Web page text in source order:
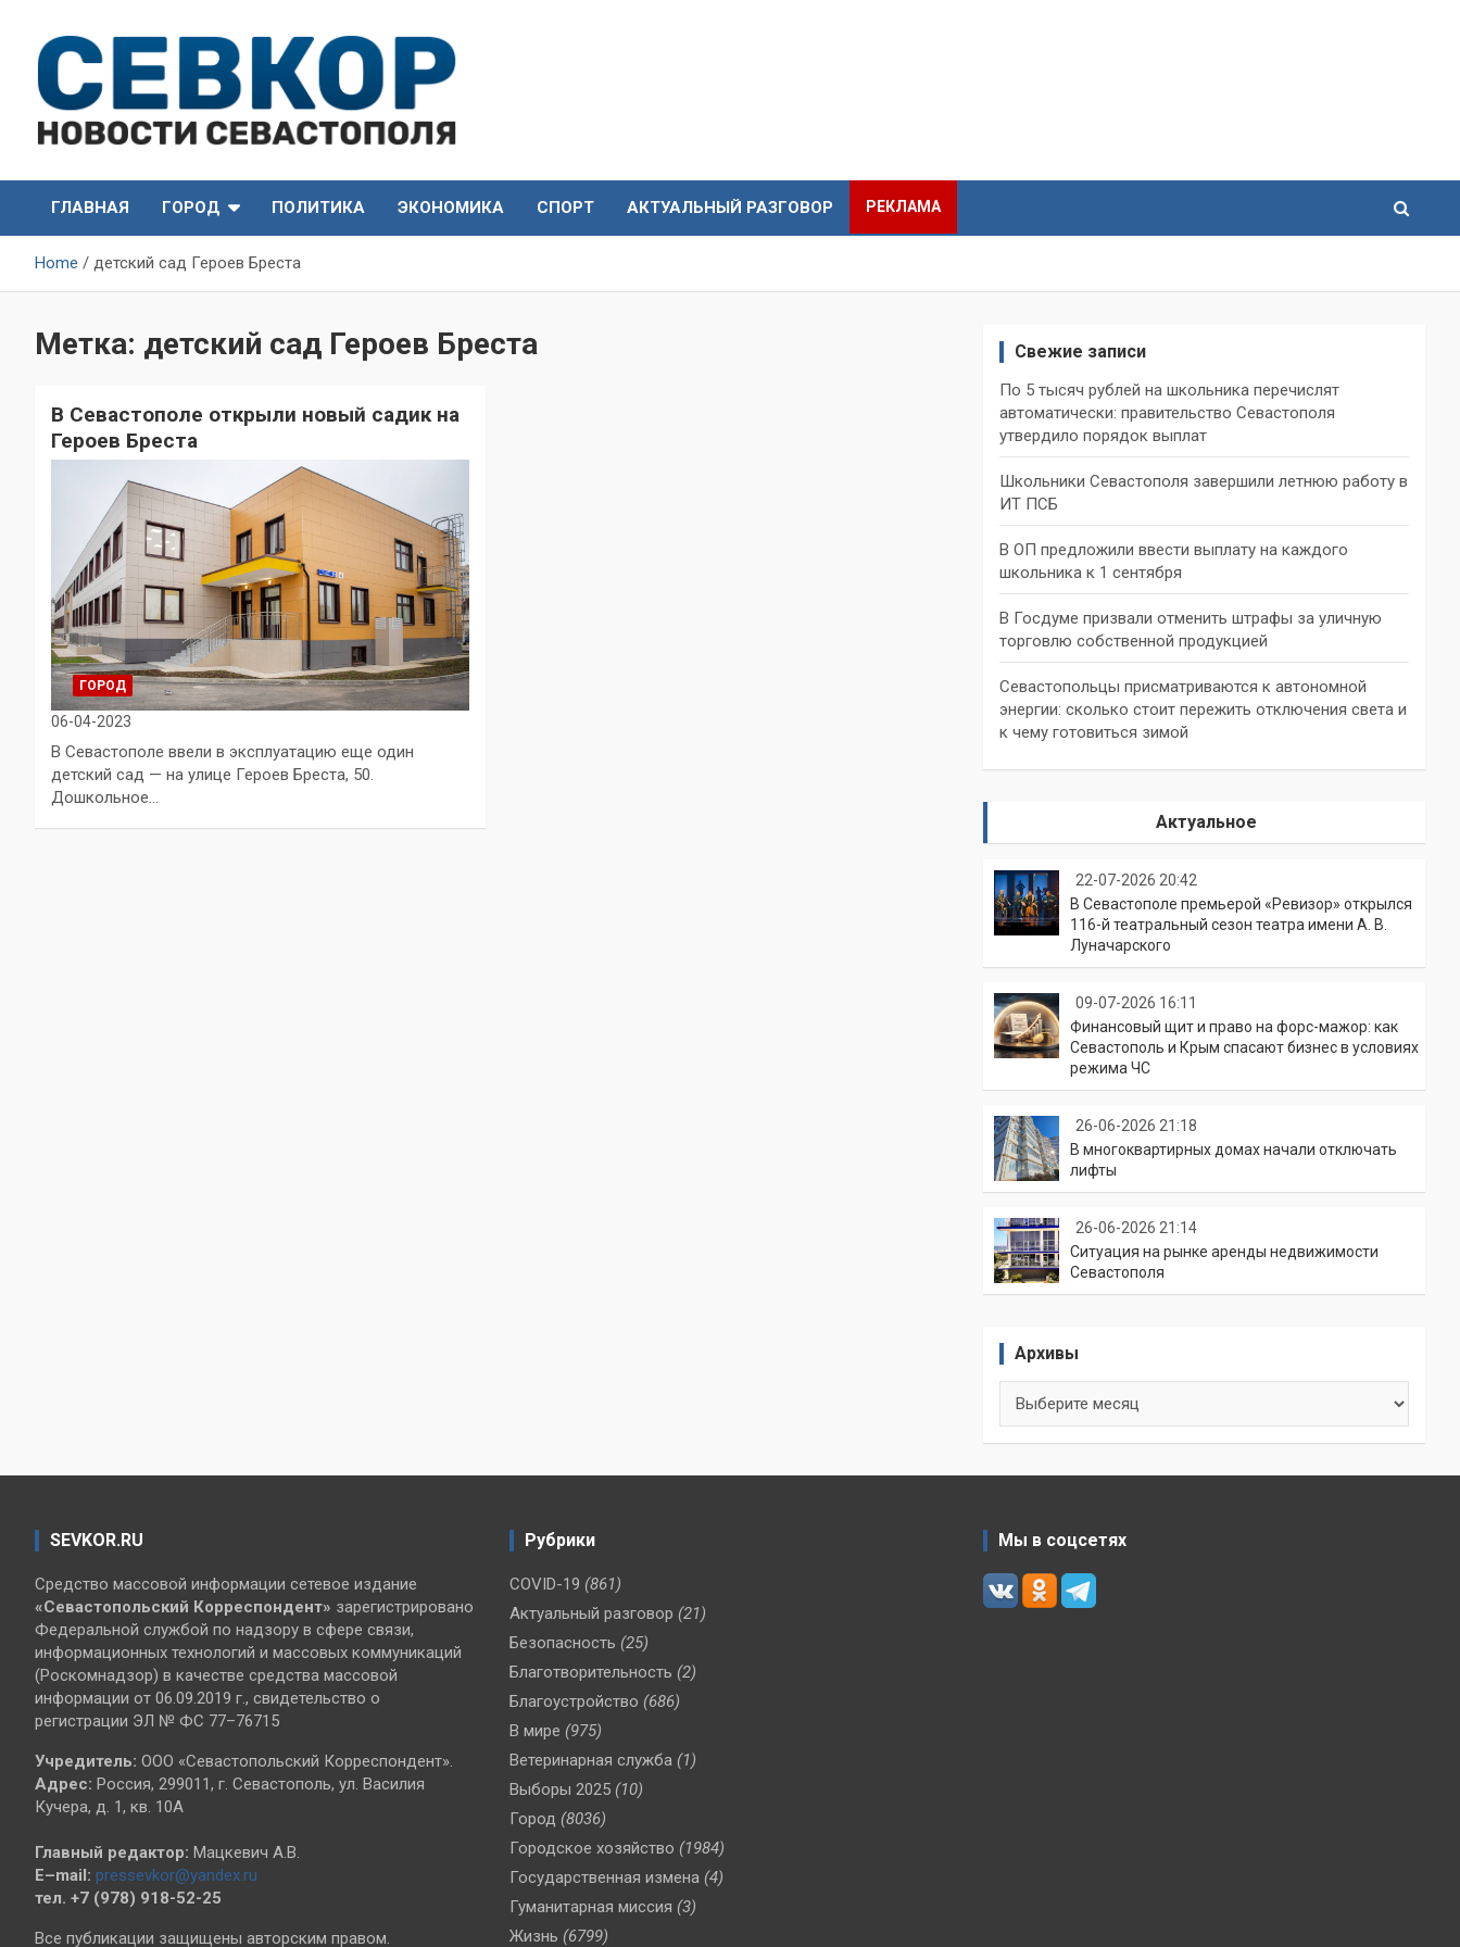
content
СевКор — Новости
Севастополя
Севастополя
ГЛАВНАЯ
ГОРОД ПОЛИТИКА ЭКОНОМИКА СПОРТ АКТУАЛЬНЫЙ РАЗГОВОР РЕКЛАМА
Home детский сад Героев Бреста
Метка: детский сад Героев Бреста
В Севастополе открыли новый садик на
Героев Бреста
ГОРОД
06-04-2023
В Севастополе ввели в эксплуатацию еще один
детский сад — на улице Героев Бреста, 50.
Дошкольное…
Свежие записи
По 5 тысяч рублей на школьника перечислят
автоматически: правительство Севастополя
утвердило порядок выплат
Школьники Севастополя завершили летнюю работу в
ИТ ПСБ
В ОП предложили ввести выплату на каждого
школьника к 1 сентября
В Госдуме призвали отменить штрафы за уличную
торговлю собственной продукцией
Севастопольцы присматриваются к автономной
энергии: сколько стоит пережить отключения света и
к чему готовиться зимой
Актуальное
22-07-2026 20:42
В Севастополе премьерой «Ревизор» открылся
116-й театральный сезон театра имени А. В.
Луначарского
09-07-2026 16:11
Финансовый щит и право на форс-мажор: как
Севастополь и Крым спасают бизнес в условиях
режима ЧС
26-06-2026 21:18
В многоквартирных домах начали отключать
лифты
26-06-2026 21:14
Ситуация на рынке аренды недвижимости
Севастополя
Архивы
SEVKOR.RU
Средство массовой информации сетевое издание
«Севастопольский Корреспондент» зарегистрировано
Федеральной службой по надзору в сфере связи,
информационных технологий и массовых коммуникаций
(Роскомнадзор) в качестве средства массовой
информации от 06.09.2019 г., свидетельство о
регистрации ЭЛ № ФС 77–76715
Учредитель: ООО «Севастопольский Корреспондент».
Адрес: Россия, 299011, г. Севастополь, ул. Василия
Кучера, д. 1, кв. 10А
Главный редактор: Мацкевич А.В.
E–mail: pressevkor@yandex.ru
тел. +7 (978) 918-52-25
Все публикации защищены авторским правом.
Рубрики
COVID-19 (861)
Актуальный разговор (21)
Безопасность (25)
Благотворительность (2)
Благоустройство (686)
В мире (975)
Ветеринарная служба (1)
Выборы 2025 (10)
Город (8036)
Городское хозяйство (1984)
Государственная измена (4)
Гуманитарная миссия (3)
Жизнь (6799)
Мы в соцсетях